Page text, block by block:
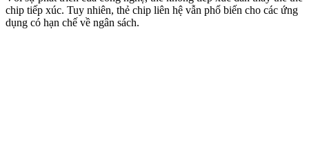
chip tiếp xúc. Tuy nhiên, thẻ chip liên hệ vẫn phổ biến cho các ứng
dụng có hạn chế về ngân sách.